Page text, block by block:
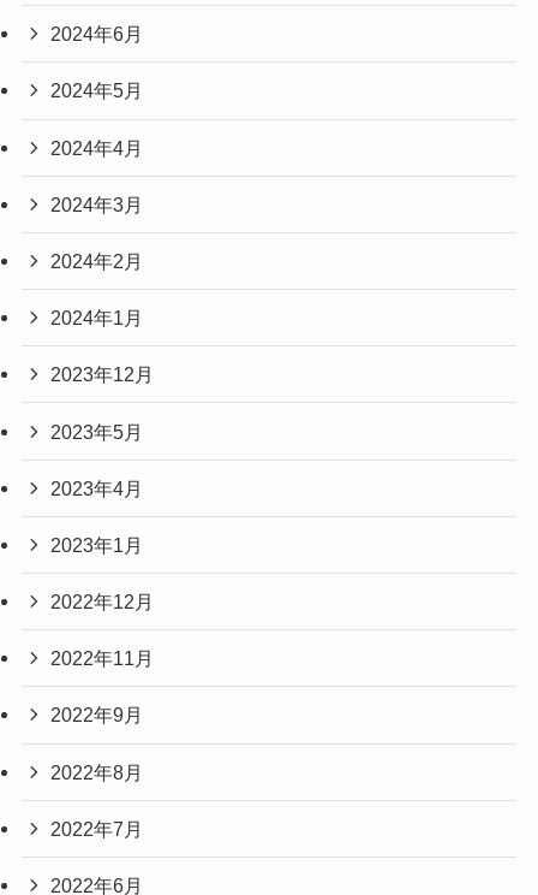
2024年6月
2024年5月
2024年4月
2024年3月
2024年2月
2024年1月
2023年12月
2023年5月
2023年4月
2023年1月
2022年12月
2022年11月
2022年9月
2022年8月
2022年7月
2022年6月